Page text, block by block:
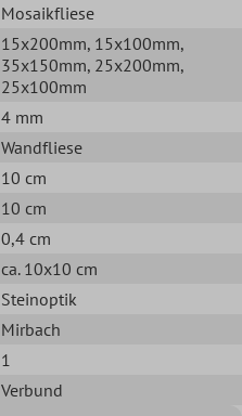
Mosaikfliese
15x200mm, 15x100mm,
35x150mm, 25x200mm,
25x100mm
4 mm
Wandfliese
10 cm
10 cm
0,4 cm
ca. 10x10 cm
Steinoptik
Mirbach
1
Verbund